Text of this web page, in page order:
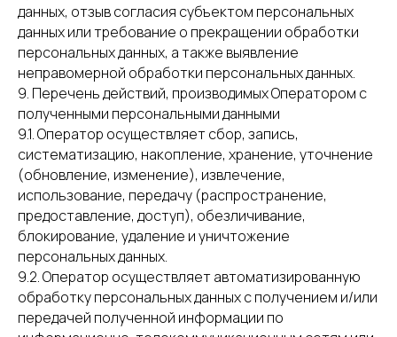
данных, отзыв согласия субъектом персональных
данных или требование о прекращении обработки
персональных данных, а также выявление
неправомерной обработки персональных данных.
9. Перечень действий, производимых Оператором с
полученными персональными данными
9.1. Оператор осуществляет сбор, запись,
систематизацию, накопление, хранение, уточнение
(обновление, изменение), извлечение,
использование, передачу (распространение,
предоставление, доступ), обезличивание,
блокирование, удаление и уничтожение
персональных данных.
9.2. Оператор осуществляет автоматизированную
обработку персональных данных с получением и/или
передачей полученной информации по